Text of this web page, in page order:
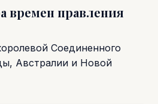
времен правления
Соединенного
Австралии и Новой